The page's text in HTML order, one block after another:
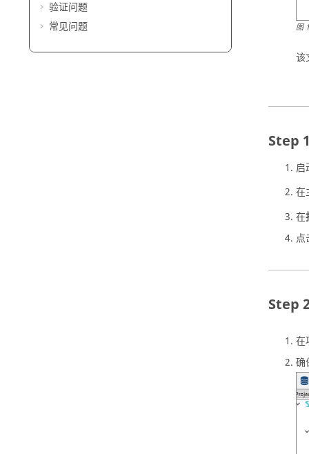
验证问题
常见问题
图1
该
启
在
在
点
在
确